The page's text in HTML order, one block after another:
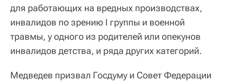
для работающих на вредных производствах,
инвалидов по зрению I группы и военной
травмы, у одного из родителей или опекунов
инвалидов детства, и ряда других категорий.
Медведев призвал Госдуму и Совет Федерации